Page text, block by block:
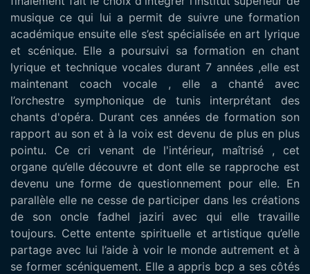
musique ce qui lui a permit de suivre une formation
académique ensuite elle s’est spécialisée en art lyrique
et scénique. Elle a poursuivi sa formation en chant
lyrique et technique vocales durant 7 années ,elle est
maintenant coach vocale , elle a chanté avec
l’orchestre symphonique de tunis interprétant des
chants d'opéra. Durant ces années de formation son
rapport au son et à la voix est devenu de plus en plus
pointu. Ce cri venant de l'intérieur, maîtrisé , cet
organe qu’elle découvre et dont elle se rapproche est
devenu une forme de questionnement pour elle. En
parallèle elle ne cesse de participer dans les créations
de son oncle fadhel jaziri avec qui elle travaille
toujours. Cette entente spirituelle et artistique qu’elle
partage avec lui l’aide à voir le monde autrement et à
se former scéniquement. Elle a appris bcp a ses côtés